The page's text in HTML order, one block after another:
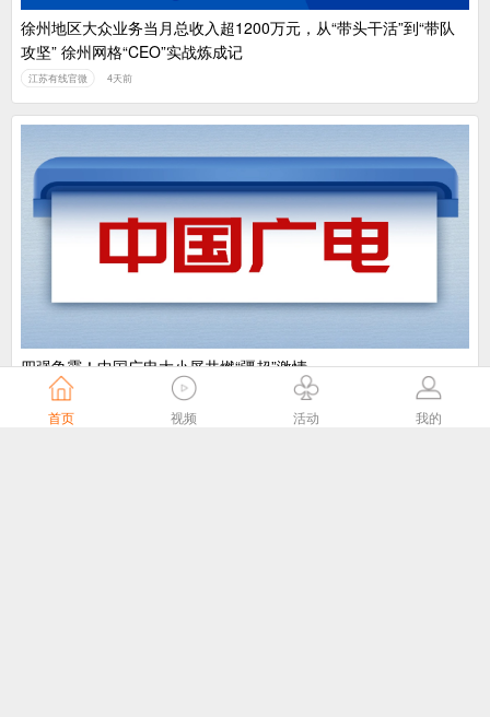
徐州地区大众业务当月总收入超1200万元，从“带头干活”到“带队
攻坚” 徐州网格“CEO”实战炼成记
江苏有线官微 4天前
​四强争霸！中国广电大小屏共燃“疆超”激情
中国广电
首页 视频 活动 我的